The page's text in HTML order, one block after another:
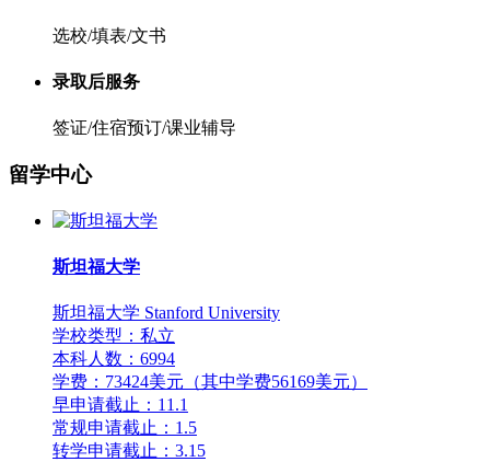
选校/填表/文书
录取后服务
签证/住宿预订/课业辅导
留学中心
斯坦福大学
斯坦福大学 Stanford University
学校类型：私立
本科人数：6994
学费：73424美元（其中学费56169美元）
早申请截止：11.1
常规申请截止：1.5
转学申请截止：3.15